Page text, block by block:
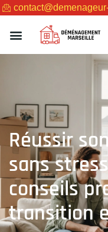
Réussir
sans
conseils
transition